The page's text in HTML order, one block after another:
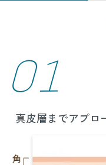
01
真皮層までアプロ